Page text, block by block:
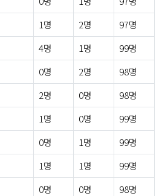
1명 2명
97명
4명 1명
99명
0명 2명
98명
2명 0명
98명
1명 0명
99명
0명 1명
99명
1명 1명
99명
0명 0명
98명